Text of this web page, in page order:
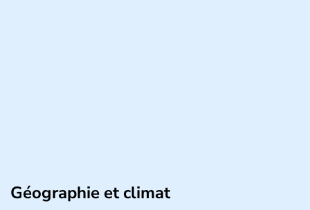
Géographie et climat